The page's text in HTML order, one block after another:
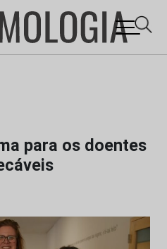
para os doentes